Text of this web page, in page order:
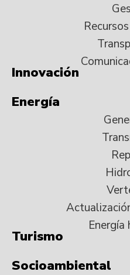
Innovación
Energía
Energía
Turismo
Socioambiental